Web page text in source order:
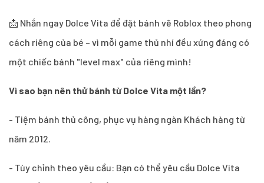
📩 Nhắn ngay Dolce Vita để đặt bánh vẽ Roblox theo phong
cách riêng của bé – vì mỗi game thủ nhí đều xứng đáng có
một chiếc bánh "level max" của riêng mình!
Vì sao bạn nên thử bánh từ Dolce Vita một lần?
- Tiệm bánh thủ công, phục vụ hàng ngàn Khách hàng từ
năm 2012.
- Tùy chỉnh theo yêu cầu: Bạn có thể yêu cầu Dolce Vita